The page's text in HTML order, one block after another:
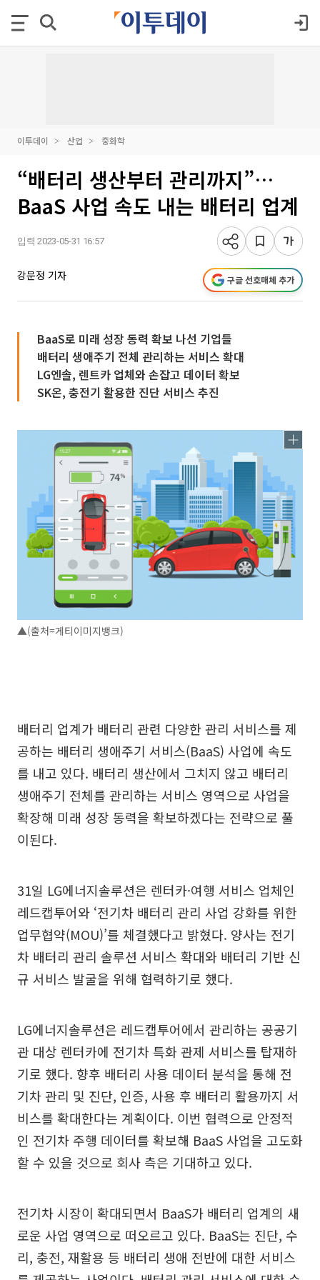
이투데이 산업 중화학
“배터리 생산부터 관리까지”…
BaaS 사업 속도 내는 배터리 업계
입력 2023-05-31 16:57
강문정 기자 구글 선호매체 추가
BaaS로 미래 성장 동력 확보 나선 기업들
배터리 생애주기 전체 관리하는 서비스 확대
LG엔솔, 렌트카 업체와 손잡고 데이터 확보
SK온, 충전기 활용한 진단 서비스 추진
▲(출처=게티이미지뱅크)
배터리 업계가 배터리 관련 다양한 관리 서비스를 제
공하는 배터리 생애주기 서비스(BaaS) 사업에 속도
를 내고 있다. 배터리 생산에서 그치지 않고 배터리
생애주기 전체를 관리하는 서비스 영역으로 사업을
확장해 미래 성장 동력을 확보하겠다는 전략으로 풀
이된다.
31일 LG에너지솔루션은 렌터카·여행 서비스 업체인
레드캡투어와 ‘전기차 배터리 관리 사업 강화를 위한
업무협약(MOU)’를 체결했다고 밝혔다. 양사는 전기
차 배터리 관리 솔루션 서비스 확대와 배터리 기반 신
규 서비스 발굴을 위해 협력하기로 했다.
LG에너지솔루션은 레드캡투어에서 관리하는 공공기
관 대상 렌터카에 전기차 특화 관제 서비스를 탑재하
기로 했다. 향후 배터리 사용 데이터 분석을 통해 전
기차 관리 및 진단, 인증, 사용 후 배터리 활용까지 서
비스를 확대한다는 계획이다. 이번 협력으로 안정적
인 전기차 주행 데이터를 확보해 BaaS 사업을 고도화
할 수 있을 것으로 회사 측은 기대하고 있다.
전기차 시장이 확대되면서 BaaS가 배터리 업계의 새
로운 사업 영역으로 떠오르고 있다. BaaS는 진단, 수
리, 충전, 재활용 등 배터리 생애 전반에 대한 서비스